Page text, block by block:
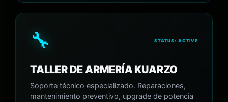
🔧 STATUS: ACTIVE
TALLER DE ARMERÍA KUARZO
Soporte técnico especializado. Reparaciones,
mantenimiento preventivo, upgrade de potencia